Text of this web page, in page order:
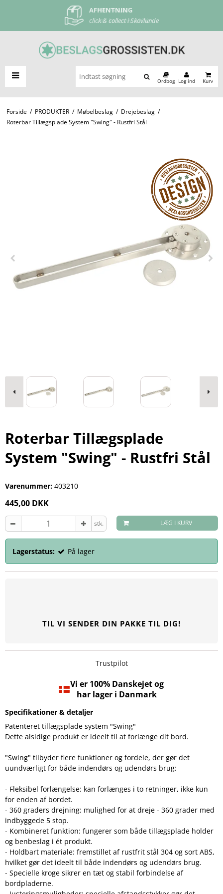
AFHENTNING
click & collect i Skovlunde
FRI FRAGT
ved køb over 500 kr
Ordbog Log ind Kurv
Forside / PRODUKTER / Møbelbeslag / Drejebeslag /
Roterbar Tillægsplade System "Swing" - Rustfri Stål
Roterbar Tillægsplade
System "Swing" - Rustfri Stål
Varenummer: 403210
445,00 DKK
stk. LÆG I KURV
Lagerstatus: På lager
TIL VI SENDER DIN PAKKE TIL DIG!
Trustpilot
Vi er 100% Danskejet og
har lager i Danmark
Specifikationer & detaljer
Patenteret tillægsplade system "Swing"
Dette alsidige produkt er ideelt til at forlænge dit bord.
"Swing" tilbyder flere funktioner og fordele, der gør det
uundværligt for både indendørs og udendørs brug:
- Fleksibel forlængelse: kan forlænges i to retninger, ikke kun
for enden af bordet.
- 360 graders drejning: mulighed for at dreje - 360 grader med
indbyggede 5 stop.
- Kombineret funktion: fungerer som både tillægsplade holder
og benbeslag i ét produkt.
- Holdbart materiale: fremstillet af rustfrit stål 304 og sort ABS,
hvilket gør det ideelt til både indendørs og udendørs brug.
- Specielle kroge sikrer en tæt og stabil forbindelse af
bordpladerne.